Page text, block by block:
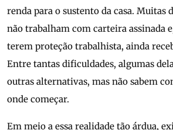
renda para o sustento da casa. Muitas
não trabalham com carteira assinada
terem proteção trabalhista, ainda
Entre tantas dificuldades, algumas
outras alternativas, mas não sabem
onde começar.
Em meio a essa realidade tão árdua,